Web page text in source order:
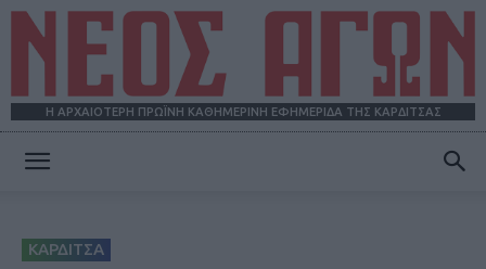
Η ΑΡΧΑΙΟΤΕΡΗ ΠΡΩΪΝΗ ΚΑΘΗΜΕΡΙΝΗ ΕΦΗΜΕΡΙΔΑ ΤΗΣ ΚΑΡΔΙΤΣΑΣ
ΚΑΡΔΙΤΣΑ